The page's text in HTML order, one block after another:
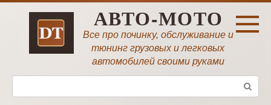
Перейти
АВТО-МОТО
Все про починку, обслуживание и
тюнинг грузовых и легковых
автомобилей своими руками
Поиск: